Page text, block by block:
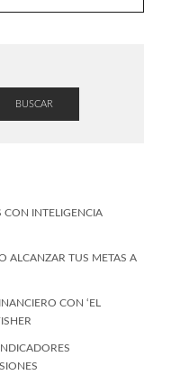
BUSCAR
CON INTELIGENCIA
ALCANZAR TUS METAS A
CON ‘EL